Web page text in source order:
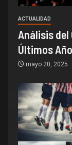
ACTUALIDAD
Análisis del
Últimos
mayo 20, 2025